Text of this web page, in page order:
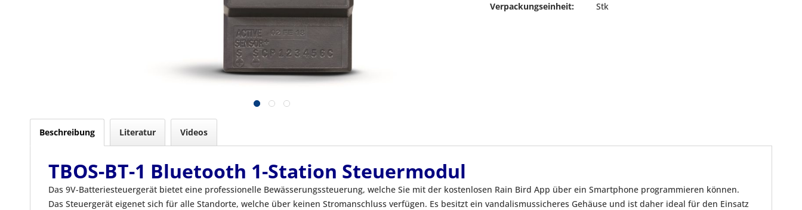
Verpackungseinheit:
Stk
Beschreibung Literatur Videos
TBOS-BT-1 Bluetooth 1-Station Steuermodul
Das 9V-Batteriesteuergerät bietet eine professionelle Bewässerungssteuerung, welche Sie mit der kostenlosen Rain Bird App über ein Smartphone programmieren können.
Das Steuergerät eigenet sich für alle Standorte, welche über keinen Stromanschluss verfügen. Es besitzt ein vandalismussicheres Gehäuse und ist daher ideal für den Einsatz